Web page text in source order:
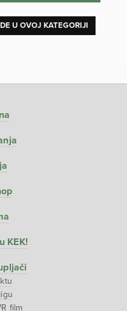
U OVOJ KATEGORIJI
KEK!
film